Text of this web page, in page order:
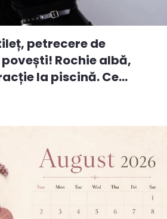
petrecere de
Rochie albă,
la piscină. Ce